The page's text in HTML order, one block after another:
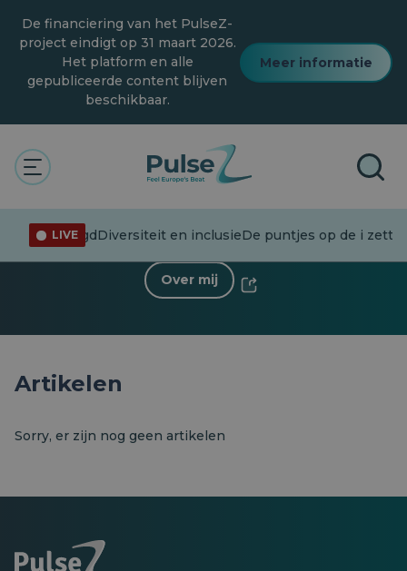
naar
hoofdinhoud
De financiering van het PulseZ-
project eindigt op 31 maart 2026.
Het platform en alle
gepubliceerde content blijven
beschikbaar.
Meer informatie
LIVE
JeugdDiversiteit en inclusieDe puntjes op de i
< Terug naar profiel
Over mij
Artikelen
Sorry, er zijn nog geen artikelen